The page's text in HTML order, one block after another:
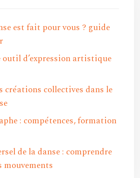
est fait pour vous ? guide
outil d’expression artistique
créations collectives dans le
: compétences, formation
de la danse : comprendre